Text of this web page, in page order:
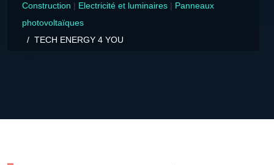
Construction | Electricité et luminaires | Panneaux
photovoltaïques
TECH ENERGY 4 YOU